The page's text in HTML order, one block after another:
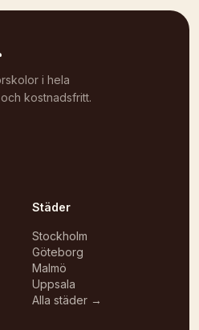
i hela
kostnadsfritt.
Städer
Stockholm
Göteborg
Malmö
Uppsala
Alla städer →